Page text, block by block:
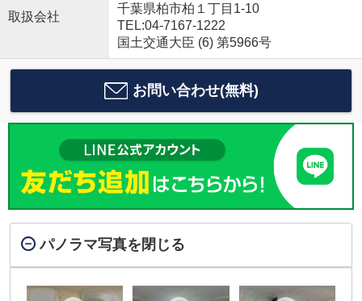
取扱会社
千葉県柏市柏１丁目1-10
TEL:04-7167-1222
国土交通大臣 (6) 第5966号
お問い合わせ(無料)
パノラマ写真を閉じる